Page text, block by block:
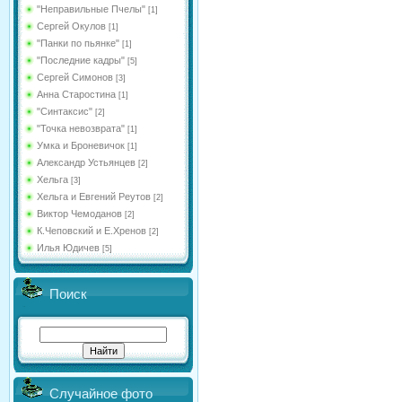
"Неправильные Пчелы" [1]
Сергей Окулов [1]
"Панки по пьянке" [1]
"Последние кадры" [5]
Сергей Симонов [3]
Анна Старостина [1]
"Синтаксис" [2]
"Точка невозврата" [1]
Умка и Броневичок [1]
Александр Устьянцев [2]
Хельга [3]
Хельга и Евгений Реутов [2]
Виктор Чемоданов [2]
К.Чеповский и Е.Хренов [2]
Илья Юдичев [5]
Поиск
Случайное фото